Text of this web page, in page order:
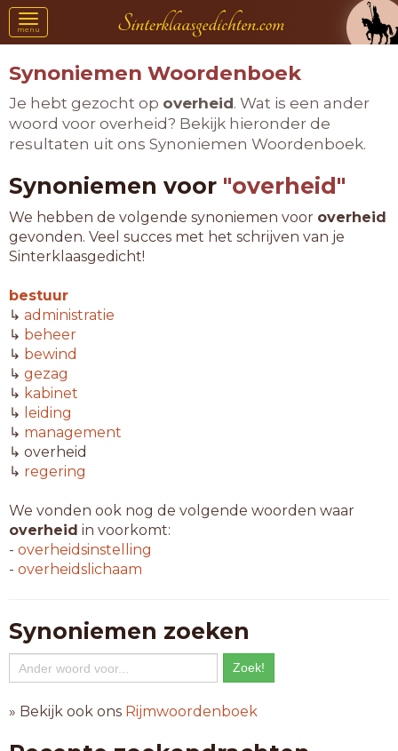
Toggle
navigation
menu
Synoniemen Woordenboek
Je hebt gezocht op overheid. Wat is een ander
woord voor overheid? Bekijk hieronder de
resultaten uit ons Synoniemen Woordenboek.
Synoniemen voor "overheid"
We hebben de volgende synoniemen voor overheid
gevonden. Veel succes met het schrijven van je
Sinterklaasgedicht!
bestuur
↳ administratie
↳ beheer
↳ bewind
↳ gezag
↳ kabinet
↳ leiding
↳ management
↳ overheid
↳ regering
We vonden ook nog de volgende woorden waar
overheid in voorkomt:
- overheidsinstelling
- overheidslichaam
Synoniemen zoeken
» Bekijk ook ons Rijmwoordenboek